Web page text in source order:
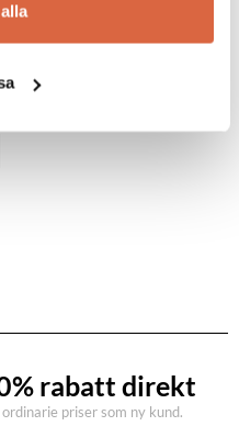
stilsäkert
som
rabatt direkt
priser som ny kund.